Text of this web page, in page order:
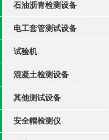
石油沥青检测设备
电工套管测试设备
试验机
混凝土检测设备
其他测试设备
安全帽检测仪